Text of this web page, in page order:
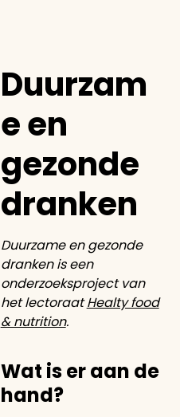
Duurzam
e en
gezonde
dranken
Duurzame en gezonde
dranken is een
onderzoeksproject van
het lectoraat Healty food
& nutrition.
Wat is er aan de
hand?